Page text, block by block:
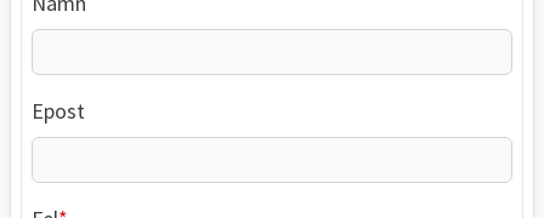
Epost